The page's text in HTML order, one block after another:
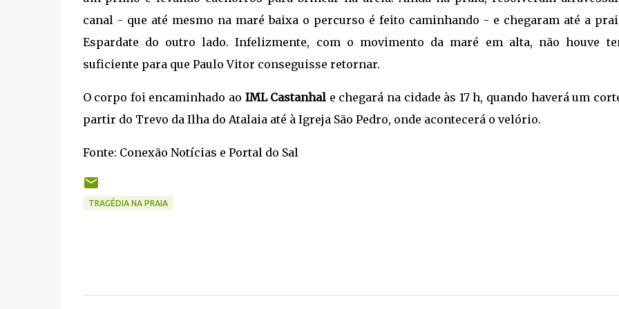
canal - que até mesmo na maré baixa o percurso é feito caminhando - e chegaram até a
Espardate do outro lado. Infelizmente, com o movimento da maré em alta, não houve
suficiente para que Paulo Vitor conseguisse retornar.
O corpo foi encaminhado ao IML Castanhal e chegará na cidade às 17 h, quando haverá um
partir do Trevo da Ilha do Atalaia até à Igreja São Pedro, onde acontecerá o velório.
Fonte: Conexão Notícias e Portal do Sal
TRAGÉDIA NA PRAIA